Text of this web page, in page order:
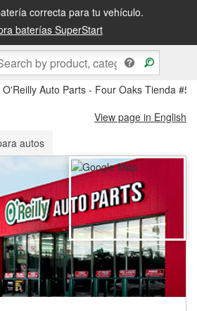
correcta para tu vehículo.
baterías SuperStart
al día siguiente o recógela en la tienda
O'Reilly Auto Parts - Four Oaks Tienda
View page in English
autos